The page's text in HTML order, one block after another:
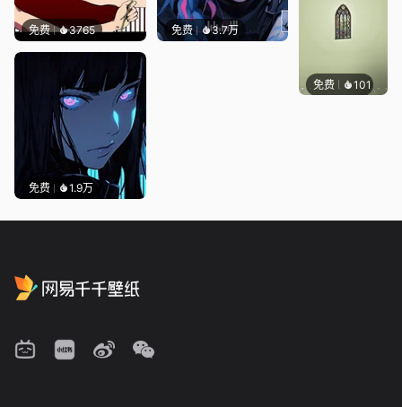
免费 3765 免费 3.7万
免费 1.9万
免费 101木木